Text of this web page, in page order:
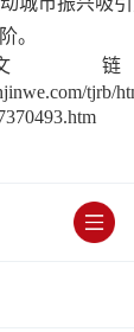
。
tjrb/